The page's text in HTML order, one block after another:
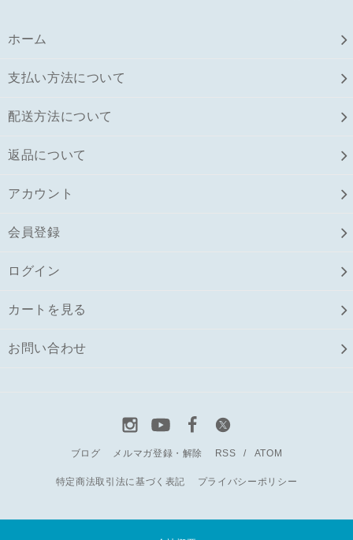
ホーム
支払い方法について
配送方法について
返品について
アカウント
会員登録
ログイン
カートを見る
お問い合わせ
ブログ メルマガ登録・解除 RSS / ATOM
特定商法取引法に基づく表記 プライバシーポリシー